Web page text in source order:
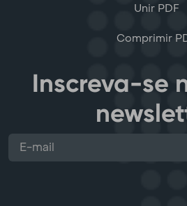
Unir PDF
Comprimir
Inscreva-se